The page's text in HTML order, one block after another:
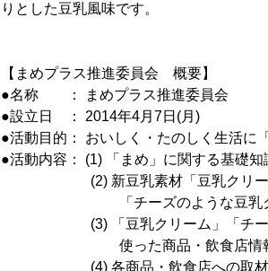
りとした豆乳風味です。
【まめプラス推進委員会 概要】
●名称 ： まめプラス推進委員会
●設立日 ： 2014年4月7日(月)
●活動目的： おいしく・たのしく生活に
●活動内容： (1) 「まめ」に関する基礎
(2) 新豆乳素材「豆乳クリー
「チーズのような豆乳クリ
(3) 「豆乳クリーム」「チーズ
使った商品・飲食店情
(4) 各商品・飲食店への取材、